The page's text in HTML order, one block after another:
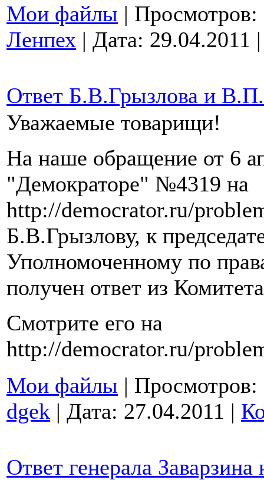
Мои файлы | Просмотров:
Ленпех | Дата: 29.04.2011
Ответ Б.В.Грызлова и
Уважаемые товарищи!
На наше обращение от 6
"Демократоре" №4319 на
http://democrator.ru/
Б.В.Грызлову, к
Уполномоченному по
получен ответ из
Смотрите его на
http://democrator.ru/
Мои файлы | Просмотров:
dgek | Дата: 27.04.2011 |
Ответ генерала